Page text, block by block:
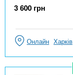
3 600 грн
Онлайн Харків